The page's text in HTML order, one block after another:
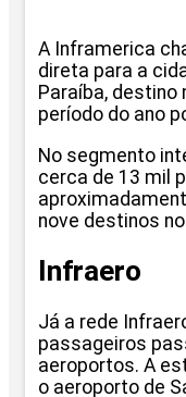
A Inframerica
direta para a
Paraíba,
período do ano
No segmento
cerca de 13 mil
nove destinos
Infraero
Já a rede
passageiros
aeroportos. A
o aeroporto de